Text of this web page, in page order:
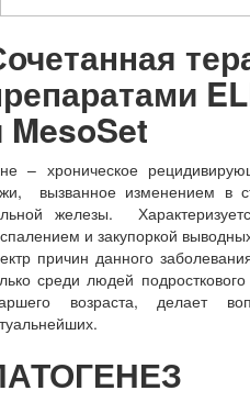
MesoSet
– хроническое
вызванное изменением в
железы.
и закупоркой
причин данного
среди людей
возраста, делает